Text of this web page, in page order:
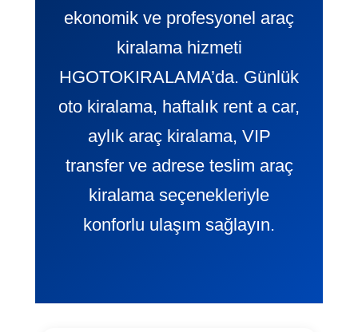
ekonomik ve profesyonel araç
kiralama hizmeti
HGOTOKIRALAMA’da. Günlük
oto kiralama, haftalık rent a car,
aylık araç kiralama, VIP
transfer ve adrese teslim araç
kiralama seçenekleriyle
konforlu ulaşım sağlayın.